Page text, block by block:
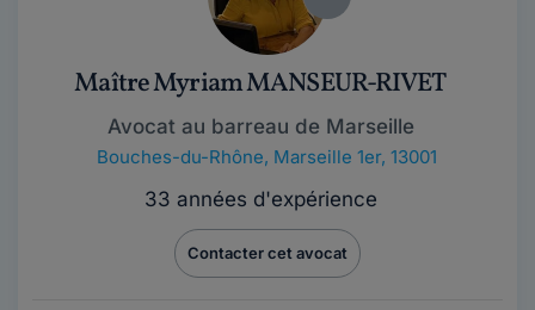
Maître Myriam MANSEUR-RIVET
Avocat au barreau de Marseille
Bouches-du-Rhône, Marseille 1er, 13001
33 années d'expérience
Contacter cet avocat